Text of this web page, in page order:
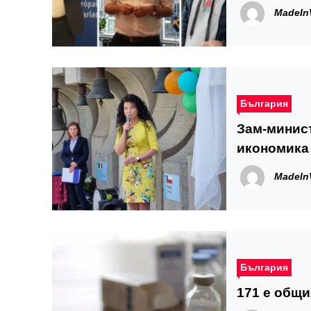
България
Зам-
България
171 е